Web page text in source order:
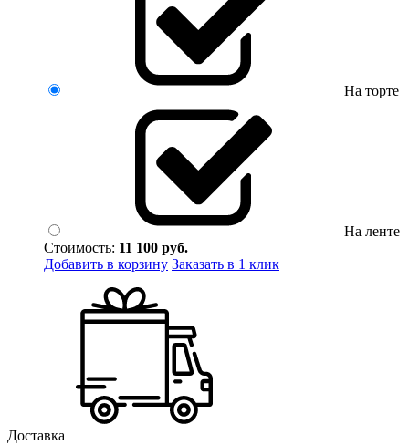
На торте
На ленте
Стоимость: 11 100 руб.
Добавить в корзину Заказать в 1 клик
Доставка